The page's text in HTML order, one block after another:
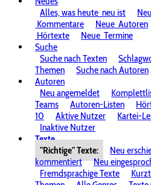
Alles, was heute neu ist
Kommentare
Neue Autoren
Hörtexte
Neue Termine
Suche
Suche nach Texten
Themen
Suche nach Autoren
Autoren
Neu angemeldet
Teams
Autoren-Listen
10
Aktive Nutzer Kartei-
Inaktive Nutzer
Texte
"Richtige" Texte:
Neu
kommentiert
Neu
Fremdsprachige Texte